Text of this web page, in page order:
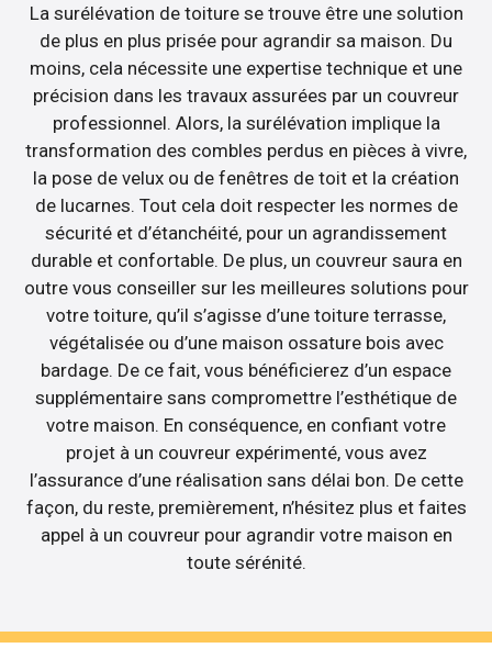
La surélévation de toiture se trouve être une solution
de plus en plus prisée pour agrandir sa maison. Du
moins, cela nécessite une expertise technique et une
précision dans les travaux assurées par un couvreur
professionnel. Alors, la surélévation implique la
transformation des combles perdus en pièces à vivre,
la pose de velux ou de fenêtres de toit et la création
de lucarnes. Tout cela doit respecter les normes de
sécurité et d’étanchéité, pour un agrandissement
durable et confortable. De plus, un couvreur saura en
outre vous conseiller sur les meilleures solutions pour
votre toiture, qu’il s’agisse d’une toiture terrasse,
végétalisée ou d’une maison ossature bois avec
bardage. De ce fait, vous bénéficierez d’un espace
supplémentaire sans compromettre l’esthétique de
votre maison. En conséquence, en confiant votre
projet à un couvreur expérimenté, vous avez
l’assurance d’une réalisation sans délai bon. De cette
façon, du reste, premièrement, n’hésitez plus et faites
appel à un couvreur pour agrandir votre maison en
toute sérénité.